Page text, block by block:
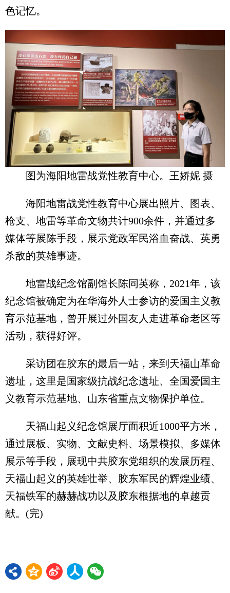
色记忆。
图为海阳地雷战党性教育中心。王娇妮 摄
海阳地雷战党性教育中心展出照片、图表、
枪支、地雷等革命文物共计900余件，并通过多
媒体等展陈手段，展示党政军民浴血奋战、英勇
杀敌的英雄事迹。
地雷战纪念馆副馆长陈同英称，2021年，该
纪念馆被确定为在华海外人士参访的爱国主义教
育示范基地，曾开展过外国友人走进革命老区等
活动，获得好评。
采访团在胶东的最后一站，来到天福山革命
遗址，这里是国家级抗战纪念遗址、全国爱国主
义教育示范基地、山东省重点文物保护单位。
天福山起义纪念馆展厅面积近1000平方米，
通过展板、实物、文献史料、场景模拟、多媒体
展示等手段，展现中共胶东党组织的发展历程、
天福山起义的英雄壮举、胶东军民的辉煌业绩、
天福铁军的赫赫战功以及胶东根据地的卓越贡
献。(完)